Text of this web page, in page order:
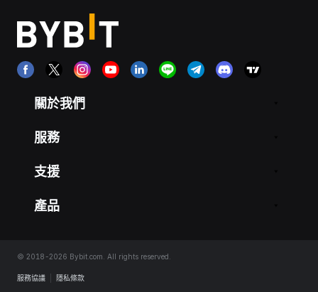
關於我們
服務
支援
產品
© 2018-2026 Bybit.com. All rights reserved.
服務協議 隱私條款